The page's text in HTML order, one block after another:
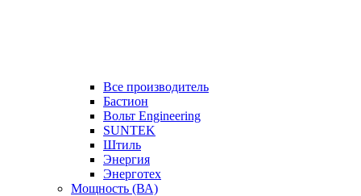
Все производитель
Бастион
Вольт Engineering
SUNTEK
Штиль
Энергия
Энерготех
Мощность (ВА)